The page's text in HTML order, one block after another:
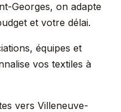
Georges, on adapte
et votre délai.
équipes et
vos textiles à
vers Villeneuve-